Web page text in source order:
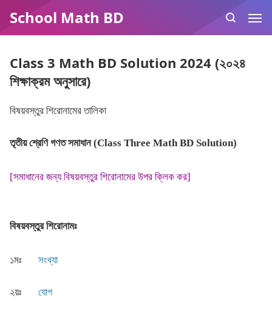
School Math BD
Class 3 Math BD Solution 2024 (২০২৪
শিক্ষাক্রম অনুসারে)
বিষয়বস্তুর শিরোনামের তালিকা
তৃতীয় শ্রেণি গণত সমাধান (Class Three Math BD Solution)
[সমাধানের জন্য বিষয়বস্তুর শিরোনামের উপর ক্লিক কর]
বিষয়বস্তুর শিরোনামঃ
১মঃ সংখ্যা
২য়ঃ যোগ